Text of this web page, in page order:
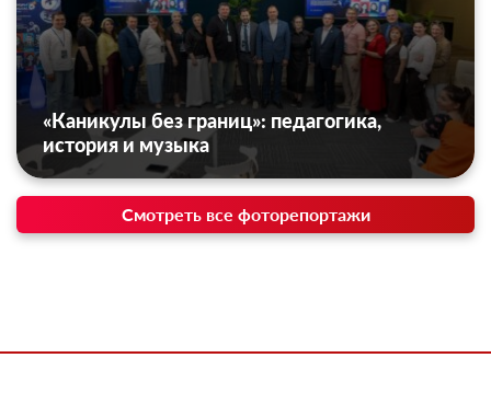
«Каникулы без границ»: педагогика,
история и музыка
Смотреть все фоторепортажи